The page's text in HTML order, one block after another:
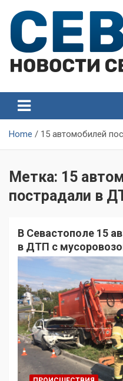
content
Севастополя
Севастополя
Home 15 автомобилей
Метка: 15
пострадали в
В Севастополе 15
в ДТП с